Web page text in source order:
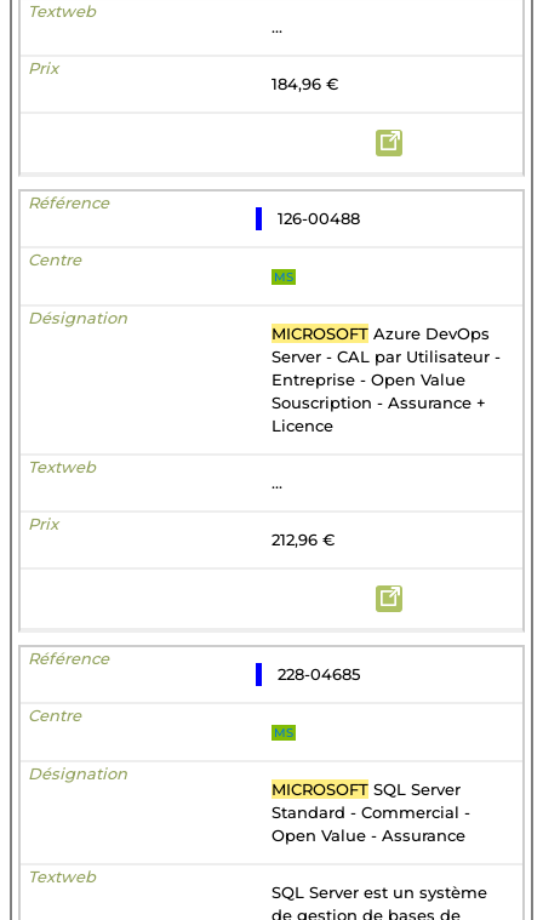
...
184,96 €
126-00488
MS
MICROSOFT Azure DevOps
Server - CAL par Utilisateur -
Entreprise - Open Value
Souscription - Assurance +
Licence
...
212,96 €
228-04685
MS
MICROSOFT SQL Server
Standard - Commercial -
Open Value - Assurance
SQL Server est un système
de gestion de bases de